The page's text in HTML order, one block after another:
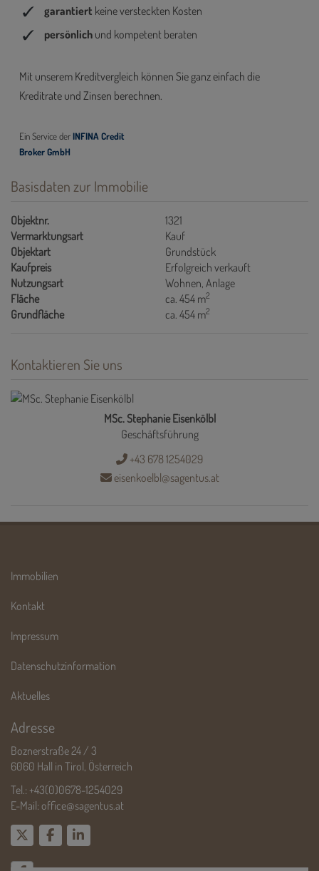
Basisdaten zur Immobilie
Objektnr.
1321
Vermarktungsart
Kauf
Objektart
Grundstück
Kaufpreis
Erfolgreich verkauft
Nutzungsart
Wohnen Anlage
Fläche
ca. 454 m2
Grundfläche ca. 454 m2
Kontaktieren Sie uns
MSc. Stephanie Eisenkölbl
Geschäftsführung
+43 678 1254029
eisenkoelbl@sagentus.at
Immobilien
Kontakt
Impressum
Datenschutzinformation
Aktuelles
Adresse
Boznerstraße 24 / 3
6060 Hall in Tirol, Österreich
Tel.: +43(0)0678-1254029
E-Mail: office@sagentus.at